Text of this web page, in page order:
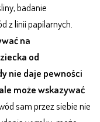
badanie
z linii papilarnych.
na
od
nie daje pewności
może wskazywać
sam przez siebie nie